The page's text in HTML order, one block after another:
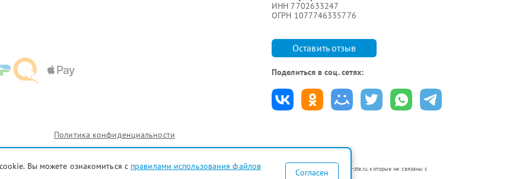
ИНН 7702633247
ОГРН 1077746335776
Оставить отзыв
Поделиться в соц. сетях:
Политика конфиденциальности
сервисные центры fix-zte.ru предоставляют услуги по ремонту. Услуги оказываются в неавторизованных сервисных центрах fix-zte.ru, которые не связаны с
Вы можете ознакомиться с правилами использования файлов
Согласен